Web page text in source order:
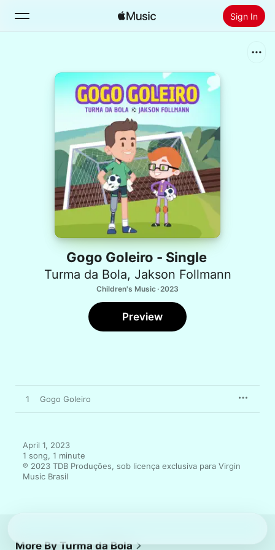
Sign In
Home
Radio
Install Apple Music
Gogo Goleiro - Single
Turma da Bola, Jakson Follmann
Children's Music · 2023
Preview
1 Gogo Goleiro
April 1, 2023
1 song, 1 minute
℗ 2023 TDB Produções, sob licença exclusiva para Virgin
Music Brasil
More By Turma da Bola